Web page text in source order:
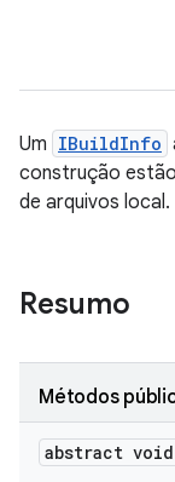
Um IBuildInfo
construção
de arquivos local.
Resumo
Métodos
abstract void